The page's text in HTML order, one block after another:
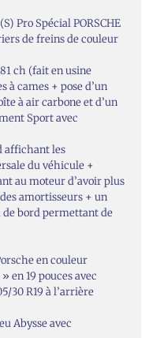
Pro Spécial PORSCHE
de freins de couleur
ch (fait en usine
à cames + pose d’un
à air carbone et d’un
Sport avec
affichant les
du véhicule +
au moteur d’avoir plus
amortisseurs + un
bord permettant de
en couleur
en 19 pouces avec
30 R19 à l’arrière
Abysse avec